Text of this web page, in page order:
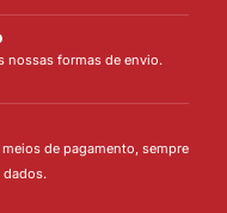
nossas formas de envio.
de pagamento, sempre